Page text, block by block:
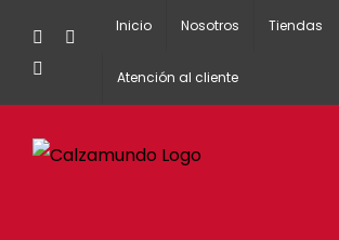
FacebookInstagram
Inicio Nosotros Tiendas
Atención al cliente